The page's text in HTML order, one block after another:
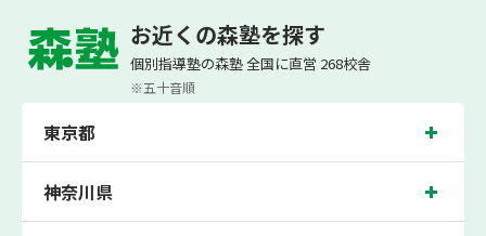
生は3科目（算数・英語・国語）[個別]とDOJO[集団]、中学生は5科目（数学・英
語・国語・理科・社会）、高校生は7科目（数学・英語・国語[古典・現代文]・理
科[物理・化学・生物・地学]・地理歴史・公民・小論文）を提供しています。
また、個別指導塾「森塾」では「成績保証制度」を提供しており、高校生の入塾後
満でご入塾の場合、受講科目が1科目で+20点以上。60点以上でご入塾の場合、そ
上がらなければ、3学期目の対象科目授業料を全額免除し、1学期間無料で指導させ
ていただきます。＊定期テストの一科目あたりの満点数が100点でない地域では、
100点満点に換算した場合の上記 記載点数相当の内容を保証させていただきます。
お近くの森塾を探す
個別指導塾の森塾 全国に直営 268校舎
※五十音順
東京都
神奈川県